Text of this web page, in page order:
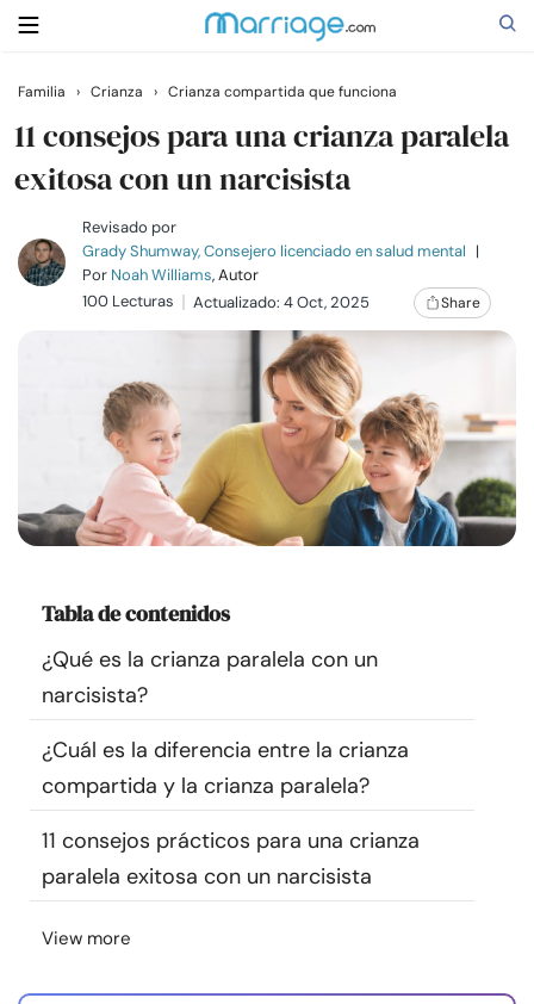
Buscar
Casarse
Relaciones
Comunidad
Encuentra un terapeuta
Idioma
nosotros
© Copyright 2026. Todos los derechos reservados.
Familia › Crianza › Crianza compartida que funciona
11 consejos para una crianza paralela
exitosa con un narcisista
Revisado por
Grady Shumway, Consejero licenciado en salud mental |
Por Noah Williams, Autor
100 Lecturas
Actualizado: 4 Oct, 2025 Share
Tabla de contenidos
¿Qué es la crianza paralela con un
narcisista?
¿Cuál es la diferencia entre la crianza
compartida y la crianza paralela?
11 consejos prácticos para una crianza
paralela exitosa con un narcisista
View more